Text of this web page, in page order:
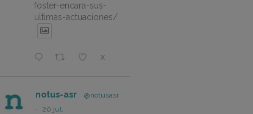
foster-encara-sus-
ultimas-actuaciones/
X
notus-asr
@notusasr
·
20 jul.